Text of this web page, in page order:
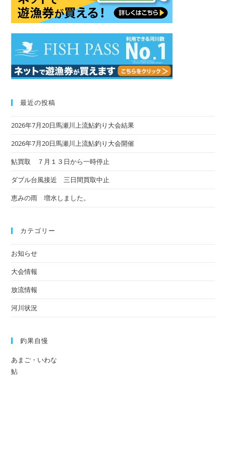
最近の投稿
2026年7月20日馬瀬川上流鮎釣り大会結果
2026年7月20日馬瀬川上流鮎釣り大会開催
鮎買取 ７月１３日から一時停止
ダブル台風接近 三日間買取中止
恵みの雨 増水しました。
カテゴリー
お知らせ
大会情報
放流情報
河川状況
釣果自慢
あまご・いわな
鮎